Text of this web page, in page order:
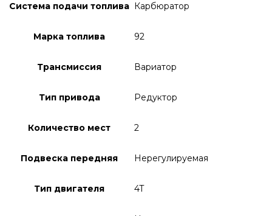
Система подачи топлива Карбюратор
Марка топлива 92
Трансмиссия Вариатор
Тип привода Редуктор
Количество мест 2
Подвеска передняя Нерегулируемая
Тип двигателя 4T